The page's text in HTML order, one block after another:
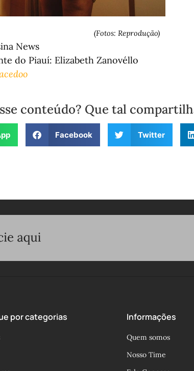
(Fotos: Reprodução)
News
do Piauí: Elizabeth Zanovéllo
conteúdo? Que tal
Facebook Twitter
por categorias Informações
Quem somos
Nosso Time